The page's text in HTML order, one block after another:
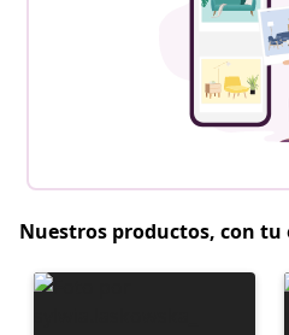
Nuestros productos, con